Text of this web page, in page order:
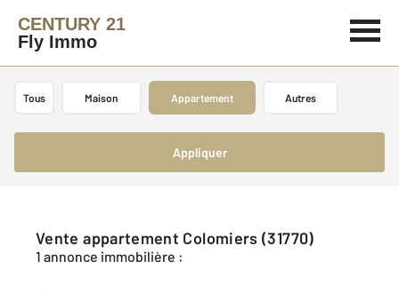
CENTURY 21
Fly Immo
Tous Maison Appartement Autres
Appliquer
Vente appartement Colomiers (31770)
1 annonce immobilière :